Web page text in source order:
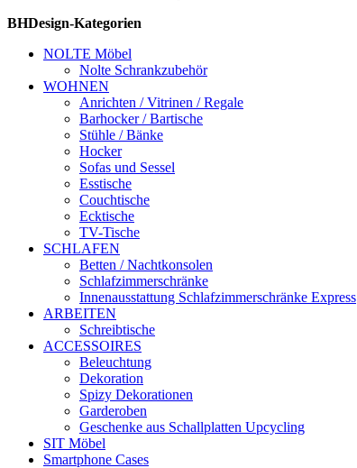
BHDesign-Kategorien
NOLTE Möbel
Nolte Schrankzubehör
WOHNEN
Anrichten / Vitrinen / Regale
Barhocker / Bartische
Stühle / Bänke
Hocker
Sofas und Sessel
Esstische
Couchtische
Ecktische
TV-Tische
SCHLAFEN
Betten / Nachtkonsolen
Schlafzimmerschränke
Innenausstattung Schlafzimmerschränke Express
ARBEITEN
Schreibtische
ACCESSOIRES
Beleuchtung
Dekoration
Spizy Dekorationen
Garderoben
Geschenke aus Schallplatten Upcycling
SIT Möbel
Smartphone Cases